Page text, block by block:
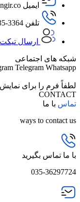
ایمیل info@kamangir.co
تلفن 3364-035
ارسال
شبکه های اجتماعی
Telegram Whatsapp
لطفاً فرم را برای نمایش
CONTACT
تماس با ما
ways to contact us
با ما تماس بگیرید
035-36297724